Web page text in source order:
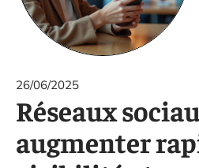
26/06/2025
Réseaux
augmenter